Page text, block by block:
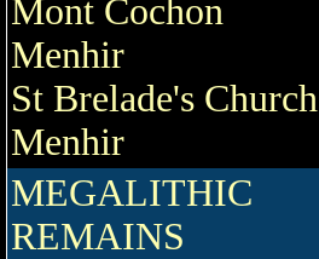
Mont Cochon
Menhir
St Brelade's Church
Menhir
MEGALITHIC
REMAINS